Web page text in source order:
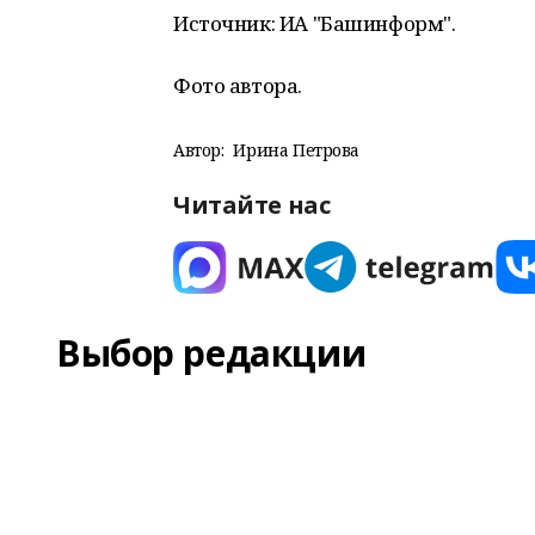
Источник: ИА "Башинформ".
Фото автора.
Автор: Ирина Петрова
Читайте нас
Выбор редакции